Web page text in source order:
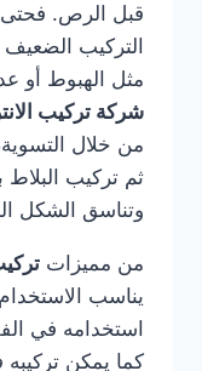
قبل الرص. فحتى
التركيب
مثل الهبوط أو
شركة تركيب
من خلال
ثم تركيب
وتناسق الشكل
من مميزات
يناسب
استخدامه في
كما يمكن